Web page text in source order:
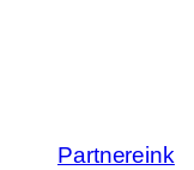
Partnereink